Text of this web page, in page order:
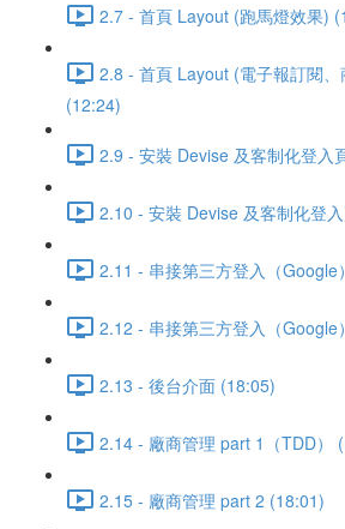
2.7 - 首頁 Layout (跑馬燈效果)
2.8 - 首頁 Layout (電子報訂閱
(12:24)
2.9 - 安裝 Devise 及客制化登入
2.10 - 安裝 Devise 及客制化登
2.11 - 串接第三方登入（
2.12 - 串接第三方登入（
2.13 - 後台介面 (18:05)
2.14 - 廠商管理 part 1（TDD）
2.15 - 廠商管理 part 2 (18:01)